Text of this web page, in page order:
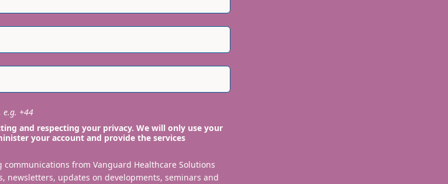
e.g. +44
and respecting your privacy. We will only use your
your account and provide the services
from Vanguard Healthcare Solutions
newsletters, updates on developments, seminars and